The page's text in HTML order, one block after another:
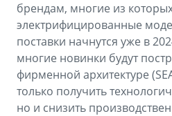
брендам, многие из
электрифицированные
поставки начнутся уже в
многие новинки будут
фирменной архитектуре
только получить
но и снизить